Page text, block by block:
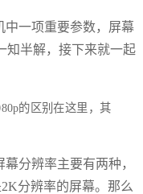
中一项重要参数，屏幕
知半解，接下来就一起
分辨率主要有两种，
分辨率的屏幕。那么